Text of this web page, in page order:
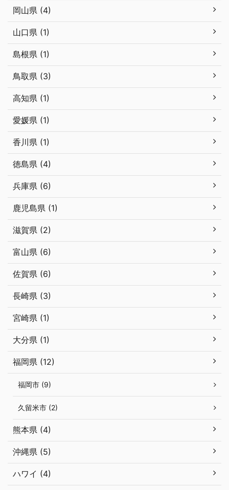
岡山県 (4)
山口県 (1)
島根県 (1)
鳥取県 (3)
高知県 (1)
愛媛県 (1)
香川県 (1)
徳島県 (4)
兵庫県 (6)
鹿児島県 (1)
滋賀県 (2)
富山県 (6)
佐賀県 (6)
長崎県 (3)
宮崎県 (1)
大分県 (1)
福岡県 (12)
福岡市 (9)
久留米市 (2)
熊本県 (4)
沖縄県 (5)
ハワイ (4)